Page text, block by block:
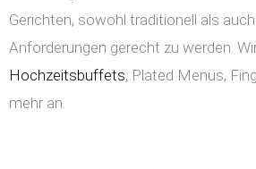
Gerichten, sowohl traditionell als
Anforderungen gerecht zu werden.
Hochzeitsbuffets, Plated Menüs,
mehr an.